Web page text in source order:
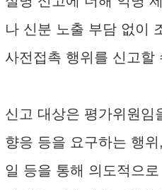
나 신분 노출 부담 없이
사전접촉 행위를 신고할
신고 대상은 평가위원임
향응 등을 요구하는 행위
일 등을 통해 의도적으